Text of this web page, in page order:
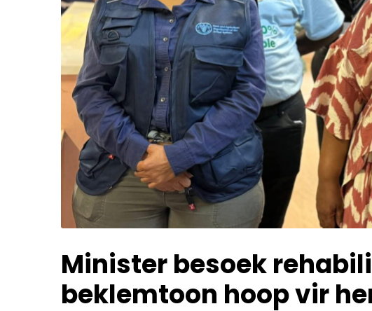
Minister besoek
beklemtoon hoop vir